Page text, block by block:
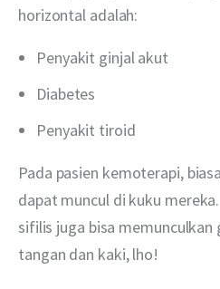
horizontal adalah:
Penyakit ginjal akut
Diabetes
Penyakit tiroid
Pada pasien kemoterapi,
dapat muncul di kuku
sifilis juga bisa
tangan dan kaki, lho!